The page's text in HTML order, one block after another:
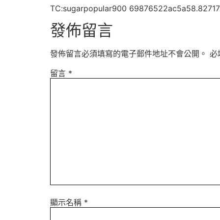
TC:sugarpopular900
發佈留言
發佈留言必須填寫的電子郵件地址不會公開。 必
留言 *
顯示名稱 *